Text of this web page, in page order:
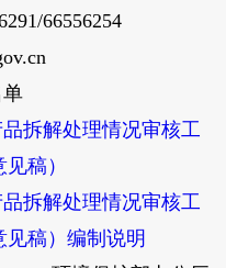
66556254
拆解处理情况审核工
稿）
拆解处理情况审核工
见稿）编制说明